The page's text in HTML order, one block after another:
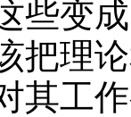
些变
把理
其工